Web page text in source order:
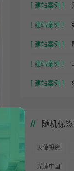
[ 建站案例 ]
[ 建站案例 ]
[ 建站案例 ]
[ 建站案例 ]
[ 建站案例 ]
随机标签
天使投资
光速中国